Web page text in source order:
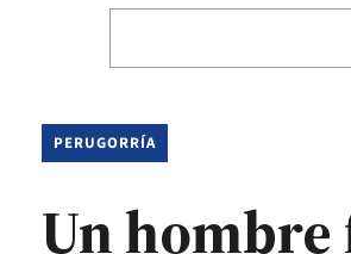
PERUGORRÍA
Un